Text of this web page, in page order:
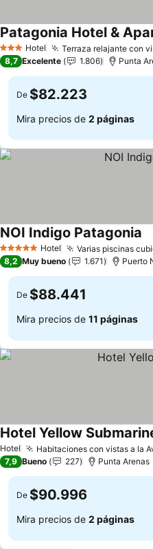
3 Estrellas
Hotel Terraza relajante con
Patagonia Hotel &
8,7 Excelente 1.806 Punta
De $82.223
Mira precios de 2 páginas
5 Estrellas Hotel Varias piscinas
NOI Indigo Patagonia
8,2 Muy bueno 1.671 Puerto
De $88.441
Mira precios de 11 páginas
Hotel Habitaciones con vistas a la
Hotel Yellow
7,9 Bueno 227 Punta Arenas
De $90.996
Mira precios de 2 páginas